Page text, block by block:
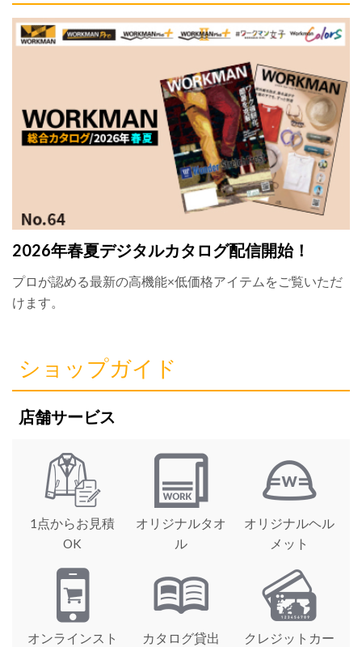
2026年春夏デジタルカタログ配信開始！
プロが認める最新の高機能×低価格アイテムをご覧いただ
けます。
ショップガイド
店舗サービス
1点からお見積
OK
オリジナルタオ
ル
オリジナルヘル
メット
オンラインスト
カタログ貸出
クレジットカー